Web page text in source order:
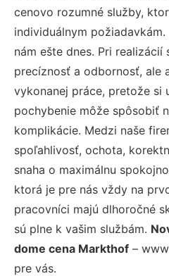
cenovo rozumné služby,
individuálnym
nám ešte dnes. Pri realizácií
precíznosť a odbornosť, ale
vykonanej práce, pretože si
pochybenie môže spôsobiť
komplikácie. Medzi naše
spoľahlivosť, ochota,
snaha o maximálnu
ktorá je pre nás vždy na
pracovníci majú dlhoročné
sú plne k vašim službám.
dome cena Markthof –
pre vás.